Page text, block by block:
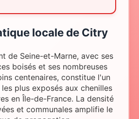
locale de Citry
de Seine-et-Marne, avec ses
boisés et ses nombreuses
centenaires, constitue l'un
plus exposés aux chenilles
en Île-de-France. La densité
et communales amplifie le